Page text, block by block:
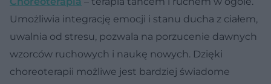
Umożliwia integrację emocji i stanu ducha z ciałem,
uwalnia od stresu, pozwala na porzucenie dawnych
wzorców ruchowych i naukę nowych. Dzięki
choreoterapii możliwe jest bardziej świadome